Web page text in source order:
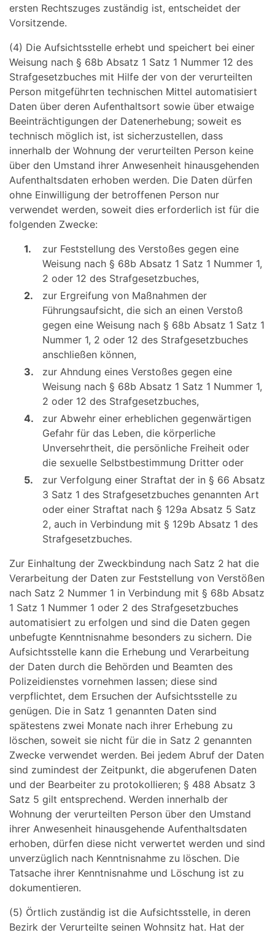
ersten Rechtszuges zuständig ist, entscheidet der
Vorsitzende.
(4) Die Aufsichtsstelle erhebt und speichert bei einer
Weisung nach § 68b Absatz 1 Satz 1 Nummer 12 des
Strafgesetzbuches mit Hilfe der von der verurteilten
Person mitgeführten technischen Mittel automatisiert
Daten über deren Aufenthaltsort sowie über etwaige
Beeinträchtigungen der Datenerhebung; soweit es
technisch möglich ist, ist sicherzustellen, dass
innerhalb der Wohnung der verurteilten Person keine
über den Umstand ihrer Anwesenheit hinausgehenden
Aufenthaltsdaten erhoben werden. Die Daten dürfen
ohne Einwilligung der betroffenen Person nur
verwendet werden, soweit dies erforderlich ist für die
folgenden Zwecke:
1.
zur Feststellung des Verstoßes gegen eine
Weisung nach § 68b Absatz 1 Satz 1 Nummer 1,
2 oder 12 des Strafgesetzbuches,
2.
zur Ergreifung von Maßnahmen der
Führungsaufsicht, die sich an einen Verstoß
gegen eine Weisung nach § 68b Absatz 1 Satz 1
Nummer 1, 2 oder 12 des Strafgesetzbuches
anschließen können,
3.
zur Ahndung eines Verstoßes gegen eine
Weisung nach § 68b Absatz 1 Satz 1 Nummer 1,
2 oder 12 des Strafgesetzbuches,
4.
zur Abwehr einer erheblichen gegenwärtigen
Gefahr für das Leben, die körperliche
Unversehrtheit, die persönliche Freiheit oder
die sexuelle Selbstbestimmung Dritter oder
5.
zur Verfolgung einer Straftat der in § 66 Absatz
3 Satz 1 des Strafgesetzbuches genannten Art
oder einer Straftat nach § 129a Absatz 5 Satz
2, auch in Verbindung mit § 129b Absatz 1 des
Strafgesetzbuches.
Zur Einhaltung der Zweckbindung nach Satz 2 hat die
Verarbeitung der Daten zur Feststellung von Verstößen
nach Satz 2 Nummer 1 in Verbindung mit § 68b Absatz
1 Satz 1 Nummer 1 oder 2 des Strafgesetzbuches
automatisiert zu erfolgen und sind die Daten gegen
unbefugte Kenntnisnahme besonders zu sichern. Die
Aufsichtsstelle kann die Erhebung und Verarbeitung
der Daten durch die Behörden und Beamten des
Polizeidienstes vornehmen lassen; diese sind
verpflichtet, dem Ersuchen der Aufsichtsstelle zu
genügen. Die in Satz 1 genannten Daten sind
spätestens zwei Monate nach ihrer Erhebung zu
löschen, soweit sie nicht für die in Satz 2 genannten
Zwecke verwendet werden. Bei jedem Abruf der Daten
sind zumindest der Zeitpunkt, die abgerufenen Daten
und der Bearbeiter zu protokollieren; § 488 Absatz 3
Satz 5 gilt entsprechend. Werden innerhalb der
Wohnung der verurteilten Person über den Umstand
ihrer Anwesenheit hinausgehende Aufenthaltsdaten
erhoben, dürfen diese nicht verwertet werden und sind
unverzüglich nach Kenntnisnahme zu löschen. Die
Tatsache ihrer Kenntnisnahme und Löschung ist zu
dokumentieren.
(5) Örtlich zuständig ist die Aufsichtsstelle, in deren
Bezirk der Verurteilte seinen Wohnsitz hat. Hat der